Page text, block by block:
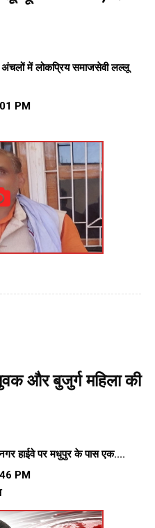
में लोकप्रिय समाजसेवी लल्लू
PM
और बुजुर्ग महिला की
हाईवे परमधुपुर के पास एक....
PM